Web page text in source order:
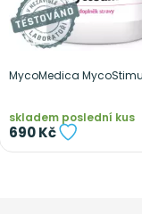
MycoMedica
skladem poslední kus
690 Kč